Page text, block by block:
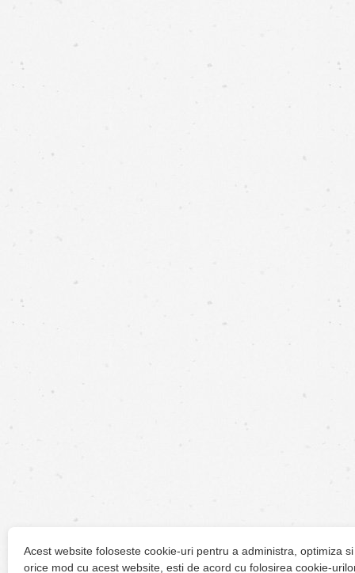
Acest website foloseste cookie-uri pentru a administra, optimiza
orice mod cu acest website, esti de acord cu folosirea cookie-